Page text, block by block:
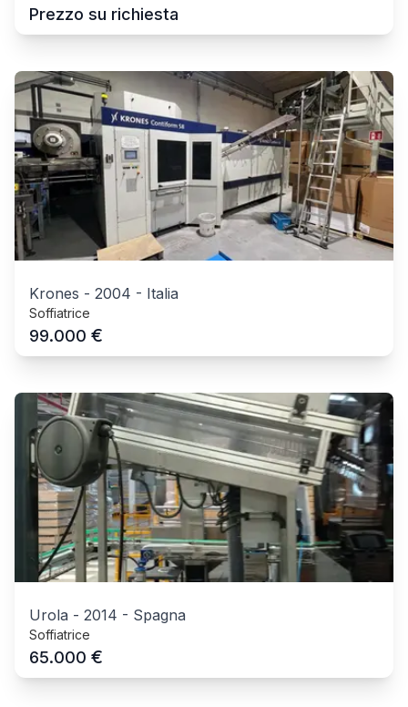
Prezzo su richiesta
Krones - 2004 - Italia
Soffiatrice
99.000 €
Urola - 2014 - Spagna
Soffiatrice
65.000 €